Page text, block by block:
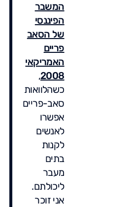
המשבר
הפיננסי
של הסאב
פריים
האמריקאי
2008
,
כשהלוואות
סאב-פריים
אפשרו
לאנשים
לקנות
בתים
מעבר
ליכולתם.
אני זוכר